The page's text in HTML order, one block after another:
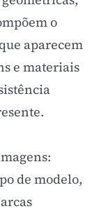
o
aparecem
e materiais
de modelo,